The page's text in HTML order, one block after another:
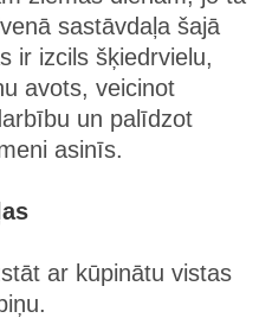
sastāvdaļa šajā
ir izcils šķiedrvielu,
avots, veicinot
un palīdzot
asinīs​.
ar kūpinātu vistas